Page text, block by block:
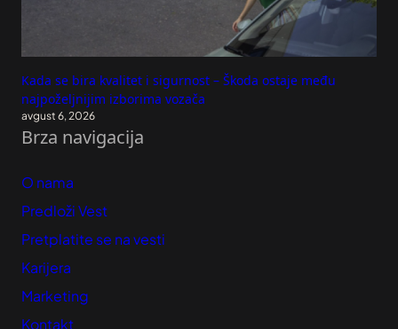
Kada se bira kvalitet i sigurnost – Škoda ostaje među
najpoželjnijim izborima vozača
avgust 6, 2026
Brza navigacija
O nama
Predloži Vest
Pretplatite se na vesti
Karijera
Marketing
Kontakt